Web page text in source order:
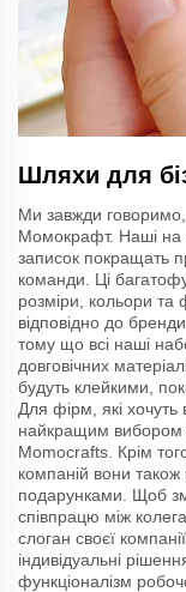
Шляхи для
Ми завжди
Момокрафт. Наші на
записок покращать
команди. Ці
розміри, кольори та
відповідно до
тому що всі наші
довговічних
будуть клейкими,
Для фірм, які хочуть
найкращим вибором
Momocrafts. Крім
компаній вони
подарунками. Щоб
співпрацю між
слоган своєї
індивідуальні
функціоналізм